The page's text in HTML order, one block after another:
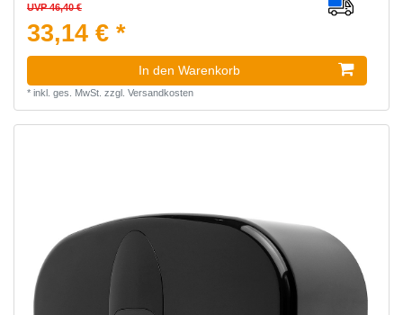
UVP 46,40 €
33,14 € *
In den Warenkorb
* inkl. ges. MwSt. zzgl. Versandkosten